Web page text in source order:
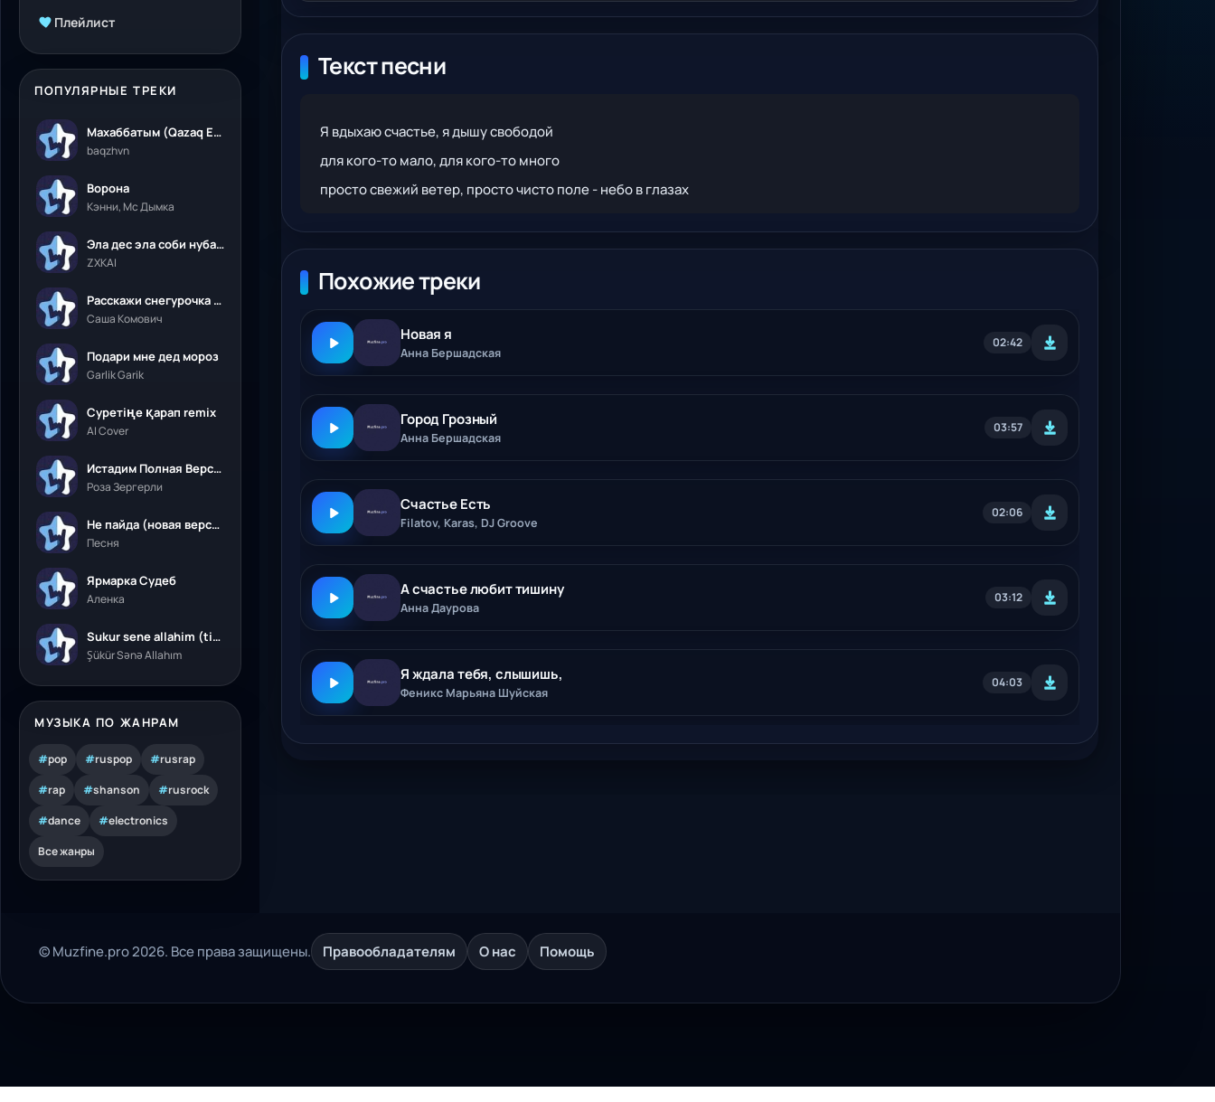
Плейлист
ПОПУЛЯРНЫЕ ТРЕКИ
Махаббатым (Qazaq Edition)
baqzhvn
Ворона
Кэнни, Мс Дымка
Эла дес эла соби нубалеприсон
ZXKAI
Расскажи снегурочка где была
Саша Комович
Подари мне дед мороз
Garlik Garik
Суретіңе қарап remix
AI Cover
Истадим Полная Версия
Роза Зергерли
Не пайда (новая версия)
Песня
Ярмарка Судеб
Аленка
Sukur sene allahim (tik tok)
Şükür Sənə Allahım
МУЗЫКА ПО ЖАНРАМ
#pop #ruspop #rusrap
#rap #shanson #rusrock
#dance #electronics
Все жанры
Текст песни
Я вдыхаю счастье, я дышу свободой
для кого-то мало, для кого-то много
Похожие треки
Новая я
Анна Бершадская
02:42
Город Грозный
Анна Бершадская
03:57
Счастье Есть
Filatov, Karas, DJ Groove
02:06
А счастье любит тишину
Анна Даурова
03:12
Я ждала тебя, слышишь,
Феникс Марьяна Шуйская
04:03
© Muzfine.pro 2026. Все права защищены. Правообладателям О нас Помощь